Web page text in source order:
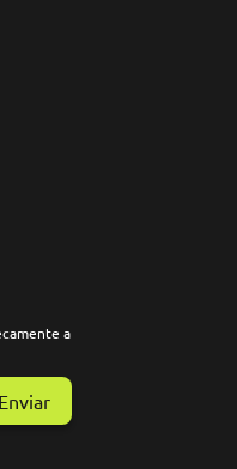
a
Enviar